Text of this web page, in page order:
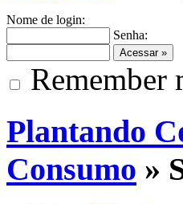
Nome de login:
Senha:
Remember
Plantando
Consumo »